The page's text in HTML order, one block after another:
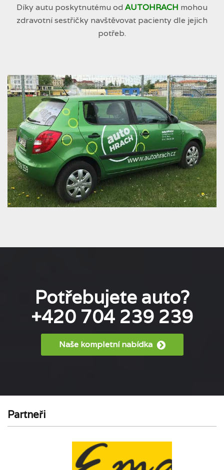
Díky autu poskytnutému od AUTOHRACH mohou
zdravotní sestřičky navštěvovat pacienty dle jejich
potřeb.
Potřebujete auto?
+420 704 239 239
Naše kompletní nabídka
Partneři